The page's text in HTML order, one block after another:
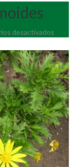
desactivados